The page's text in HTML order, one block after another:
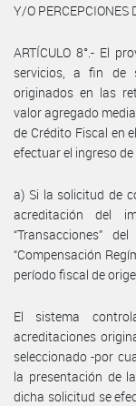
Y/O PERCEPCIONES
ARTÍCULO 8°.- El
servicios, a fin de
originados en las
valor agregado
de Crédito Fiscal en
efectuar el ingreso
a) Si la solicitud de
acreditación del
“Transacciones”
“Compensación
período fiscal de
El sistema
acreditaciones
seleccionado -por
la presentación de
dicha solicitud se